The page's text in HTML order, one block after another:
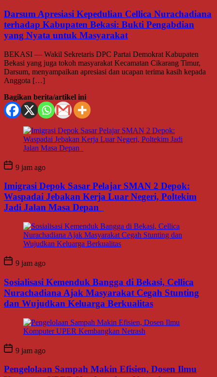
Darsum Apresiasi Kepedulian Cellica Nurachadiana
terhadap Kabupaten Bekasi: Bukti Pengabdian
yang Nyata untuk Masyarakat
BEKASI — Wakil Sekretaris DPC Partai Demokrat Kabupaten
Bekasi yang juga tokoh masyarakat Kecamatan Cikarang Timur,
Darsum, menyampaikan apresiasi dan ucapan terima kasih kepada
Anggota […]
Bagikan berita/artikel ini
9 jam ago
Imigrasi Depok Sasar Pelajar SMAN 2 Depok:
Waspadai Jebakan Kerja Luar Negeri, Poltekim
Jadi Jalan Masa Depan
9 jam ago
Sosialisasi Kemenduk Bangga di Bekasi, Cellica
Nurachadiana Ajak Masyarakat Cegah Stunting
dan Wujudkan Keluarga Berkualitas
9 jam ago
Pengelolaan Sampah Makin Efisien, Dosen Ilmu